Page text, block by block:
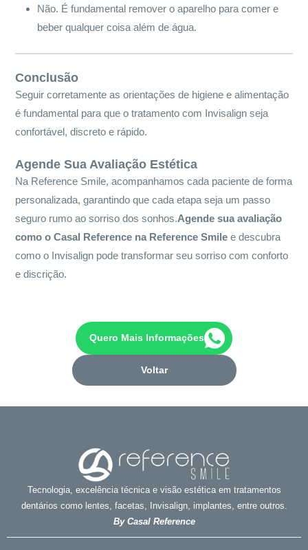
Não. É fundamental remover o aparelho para comer e
beber qualquer coisa além de água.
Conclusão
Seguir corretamente as orientações de higiene e alimentação
é fundamental para que o tratamento com Invisalign seja
confortável, discreto e rápido.
Agende Sua Avaliação Estética
Na Reference Smile, acompanhamos cada paciente de forma
personalizada, garantindo que cada etapa seja um passo
seguro rumo ao sorriso dos sonhos.Agende sua avaliação
como o Casal Reference na Reference Smile e descubra
como o Invisalign pode transformar seu sorriso com conforto
e discrição.
Quero Mais Informações
Voltar
Tecnologia, excelência técnica e visão estética em tratamentos
dentários como lentes, facetas, Invisalign, implantes, entre outros.
By Casal Reference